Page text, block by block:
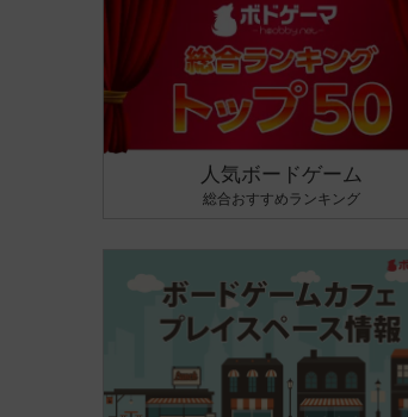
人気ボードゲーム
総合おすすめランキング